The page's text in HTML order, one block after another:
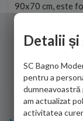
90x70 cm, este
de personalul
adus coletul in
Sofrone
Detalii
SC Bagno
pentru a
am actualizat
activitatea